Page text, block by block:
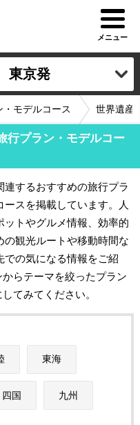
メニュー
東京発
・モデルコース 世界遺産
行プラン・モデルコー
連するおすすめの旅行プラ
ースを掲載しています。人
ットやグルメ情報、効率的
の観光ルートや移動時間な
での気になる情報をご紹
らテーマを絞ったプラン
てみてください。
東海
四国 九州